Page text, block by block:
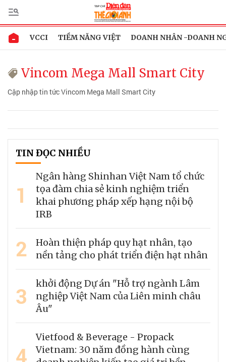
VCCI TIỀM NĂNG VIỆT DOANH NHÂN -DOANH
Vincom Mega Mall Smart City
Cập nhập tin tức Vincom Mega Mall Smart City
TIN ĐỌC NHIỀU
1
Ngân hàng Shinhan Việt Nam tổ chức
tọa đàm chia sẻ kinh nghiệm triển
khai phương pháp xếp hạng nội bộ
IRB
2
Hoàn thiện pháp quy hạt nhân, tạo
nền tảng cho phát triển điện hạt nhân
3
khởi động Dự án "Hỗ trợ ngành Lâm
nghiệp Việt Nam của Liên minh châu
Âu"
4
Vietfood & Beverage - Propack
Vietnam: 30 năm đồng hành cùng